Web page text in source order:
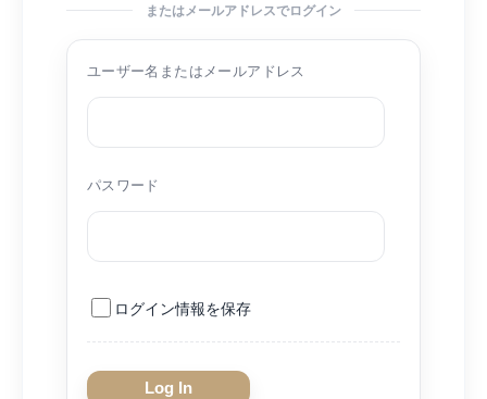
またはメールアドレスでログイン
ユーザー名またはメールアドレス
パスワード
ログイン情報を保存